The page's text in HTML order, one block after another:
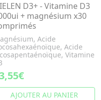
D3+ - Vitamine D3
+ magnésium x30
Acide
Acide
Vitamine
AJOUTER AU PANIER